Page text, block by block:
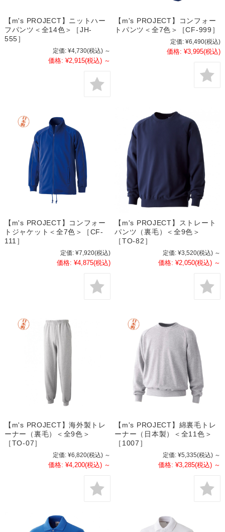
【m's PROJECT】ニットハー
フパンツ＜全14色＞［JH-
555］
定価: ¥4,730(税込) ～
価格: ¥2,915(税込) ～
【m's PROJECT】コンフォー
トパンツ＜全7色＞［CF-999］
定価: ¥6,490(税込)
価格: ¥3,995(税込)
【m's PROJECT】コンフォー
トジャケット＜全7色＞［CF-
111］
定価: ¥7,920(税込)
価格: ¥4,875(税込)
【m's PROJECT】ストレート
パンツ（裏毛）＜全9色＞
［TO-82］
定価: ¥3,520(税込) ～
価格: ¥2,050(税込) ～
【m's PROJECT】海外製トレ
ーナー（裏毛）＜全9色＞
［TO-07］
定価: ¥6,820(税込) ～
価格: ¥4,200(税込) ～
【m's PROJECT】綿裏毛トレ
ーナー（日本製）＜全11色＞
［1007］
定価: ¥5,335(税込) ～
価格: ¥3,285(税込) ～